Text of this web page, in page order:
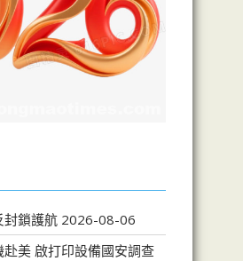
封鎖護航 2026-08-06
美 啟打印設備國安調查